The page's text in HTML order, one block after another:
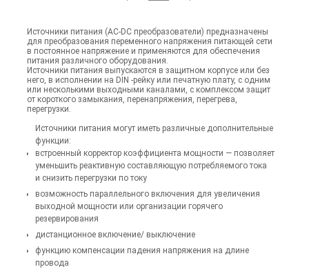
Источники питания (AC-DC преобразователи) предназначены
для преобразования переменного напряжения питающей сети
в постоянное напряжение и применяются для обеспечения
питания различного оборудования.
Источники питания выпускаются в защитном корпусе или без
него, в исполнении на DIN -рейку или печатную плату, с одним
или несколькими выходными каналами, с комплексом защит
от короткого замыкания, перенапряжения, перегрева,
перегрузки.
Источники питания могут иметь различные дополнительные
функции:
встроенный корректор коэффициента мощности — позволяет
уменьшить реактивную составляющую потребляемого тока
и снизить перегрузки по току
возможность параллельного включения для увеличения
выходной мощности или организации горячего
резервирования
дистанционное включение/ выключение
функцию компенсации падения напряжения на длине
провода